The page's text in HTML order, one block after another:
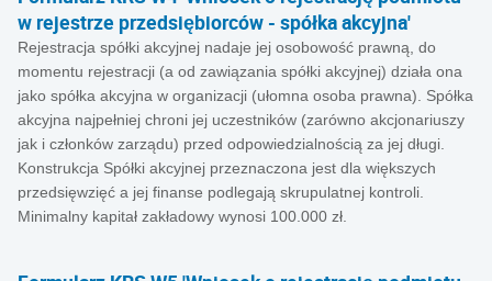
w rejestrze przedsiębiorców - spółka akcyjna'
Rejestracja spółki akcyjnej nadaje jej osobowość prawną, do
momentu rejestracji (a od zawiązania spółki akcyjnej) działa ona
jako spółka akcyjna w organizacji (ułomna osoba prawna). Spółka
akcyjna najpełniej chroni jej uczestników (zarówno akcjonariuszy
jak i członków zarządu) przed odpowiedzialnością za jej długi.
Konstrukcja Spółki akcyjnej przeznaczona jest dla większych
przedsięwzięć a jej finanse podlegają skrupulatnej kontroli.
Minimalny kapitał zakładowy wynosi 100.000 zł.